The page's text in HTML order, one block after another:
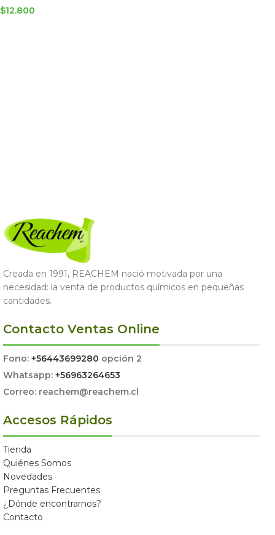
$12.800
Creada en 1991, REACHEM nació motivada por una
necesidad: la venta de productos químicos en pequeñas
cantidades.
Contacto Ventas Online
Fono: +56443699280 opción 2
Whatsapp: +56963264653
Correo: reachem@reachem.cl
Accesos Rápidos
Tienda
Quiénes Somos
Novedades
Preguntas Frecuentes
¿Dónde encontrarnos?
Contacto